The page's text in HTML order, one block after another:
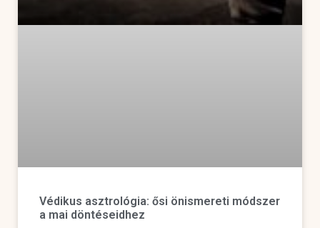
Védikus asztrológia: ősi önismereti módszer
a mai döntéseidhez